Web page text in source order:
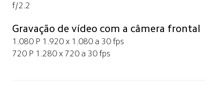
f/2.2
Gravação de vídeo com a câmera frontal
1.080 P 1.920 x 1.080 a 30 fps
720 P 1.280 x 720 a 30 fps